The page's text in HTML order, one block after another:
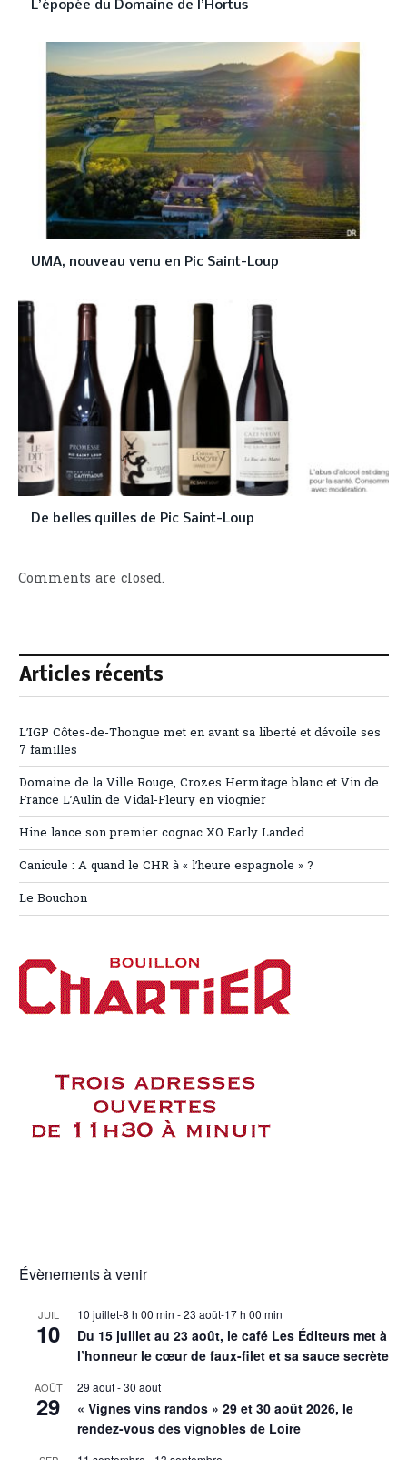
L’épopée du Domaine de l’Hortus
UMA, nouveau venu en Pic Saint-Loup
De belles quilles de Pic Saint-Loup
Comments are closed.
Articles récents
L’IGP Côtes-de-Thongue met en avant sa liberté et dévoile ses
7 familles
Domaine de la Ville Rouge, Crozes Hermitage blanc et Vin de
France L’Aulin de Vidal-Fleury en viognier
Hine lance son premier cognac XO Early Landed
Canicule : A quand le CHR à « l’heure espagnole » ?
Le Bouchon
Évènements à venir
JUIL
10
10 juillet-8 h 00 min -23 août-17 h 00 min
Du 15 juillet au 23 août, le café Les Éditeurs met à
l’honneur le cœur de faux-filet et sa sauce secrète
AOÛT
29
29 août-30 août
« Vignes vins randos » 29 et 30 août 2026, le
rendez-vous des vignobles de Loire